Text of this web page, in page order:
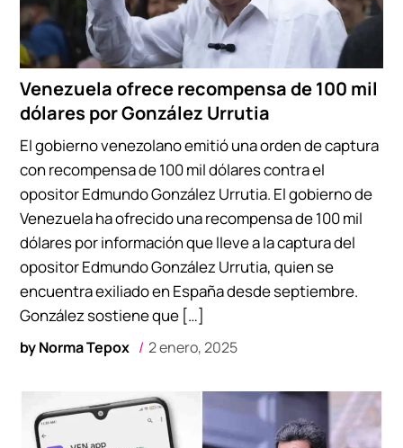
Venezuela ofrece recompensa de 100 mil
dólares por González Urrutia
byNorma Tepox 2 enero, 2025
El gobierno venezolano emitió una orden de captura
con recompensa de 100 mil dólares contra el
opositor Edmundo González Urrutia. El gobierno de
Venezuela ha ofrecido una recompensa de 100 mil
dólares por información que lleve a la captura del
opositor Edmundo González Urrutia, quien se
encuentra exiliado en España desde septiembre.
González sostiene que […]